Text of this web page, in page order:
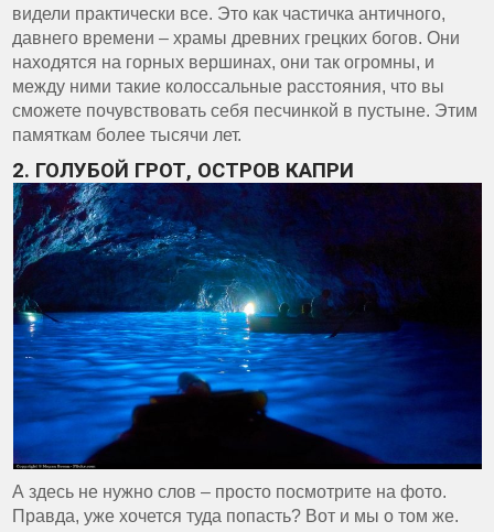
видели практически все. Это как частичка античного,
давнего времени – храмы древних грецких богов. Они
находятся на горных вершинах, они так огромны, и
между ними такие колоссальные расстояния, что вы
сможете почувствовать себя песчинкой в пустыне. Этим
памяткам более тысячи лет.
2. ГОЛУБОЙ ГРОТ, ОСТРОВ КАПРИ
А здесь не нужно слов – просто посмотрите на фото.
Правда, уже хочется туда попасть? Вот и мы о том же.